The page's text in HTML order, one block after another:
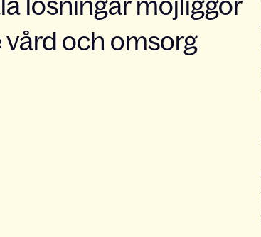
lösningar möjliggör
vård och omsorg